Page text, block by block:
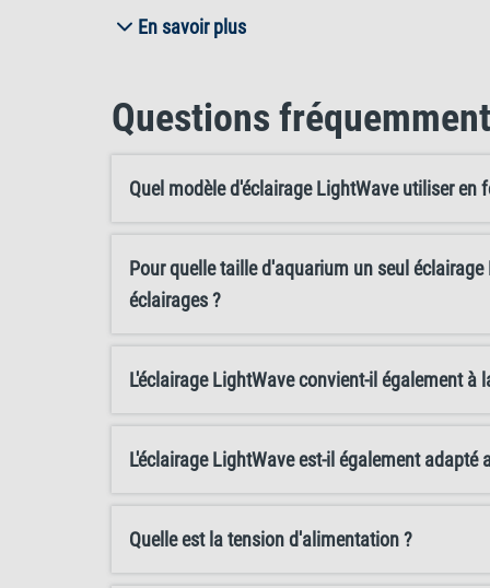
car elles consomment peu d'électricité et ont
véritablement durables et écologiques.
chaque côté afin de l'adapter aux dimensions de
En savoir plus
Questions
Quel modèle d'éclairage LightWave utiliser
Pour quelle taille d'aquarium un seul
éclairages ?
L'éclairage LightWave convient-il également à
L'éclairage LightWave est-il également
Quelle est la tension d'alimentation ?